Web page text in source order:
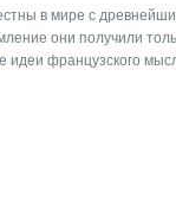
в мире с
они получили
идеи французского